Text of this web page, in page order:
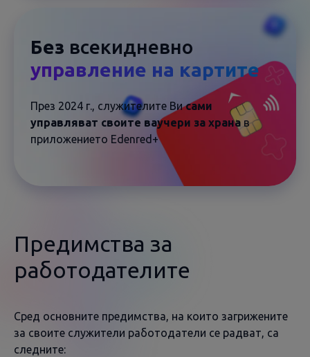
Без всекидневно
управление на картите
През 2024 г., служителите Висами
управляват своите ваучери за храна в
приложението Edenred+
Предимства за
работодателите
Сред основните предимства, на които загрижените
за своите служители работодатели се радват, са
следните: